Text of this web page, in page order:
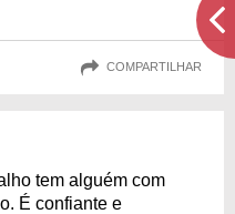
COMPARTILHAR
tem alguém com
É confiante e